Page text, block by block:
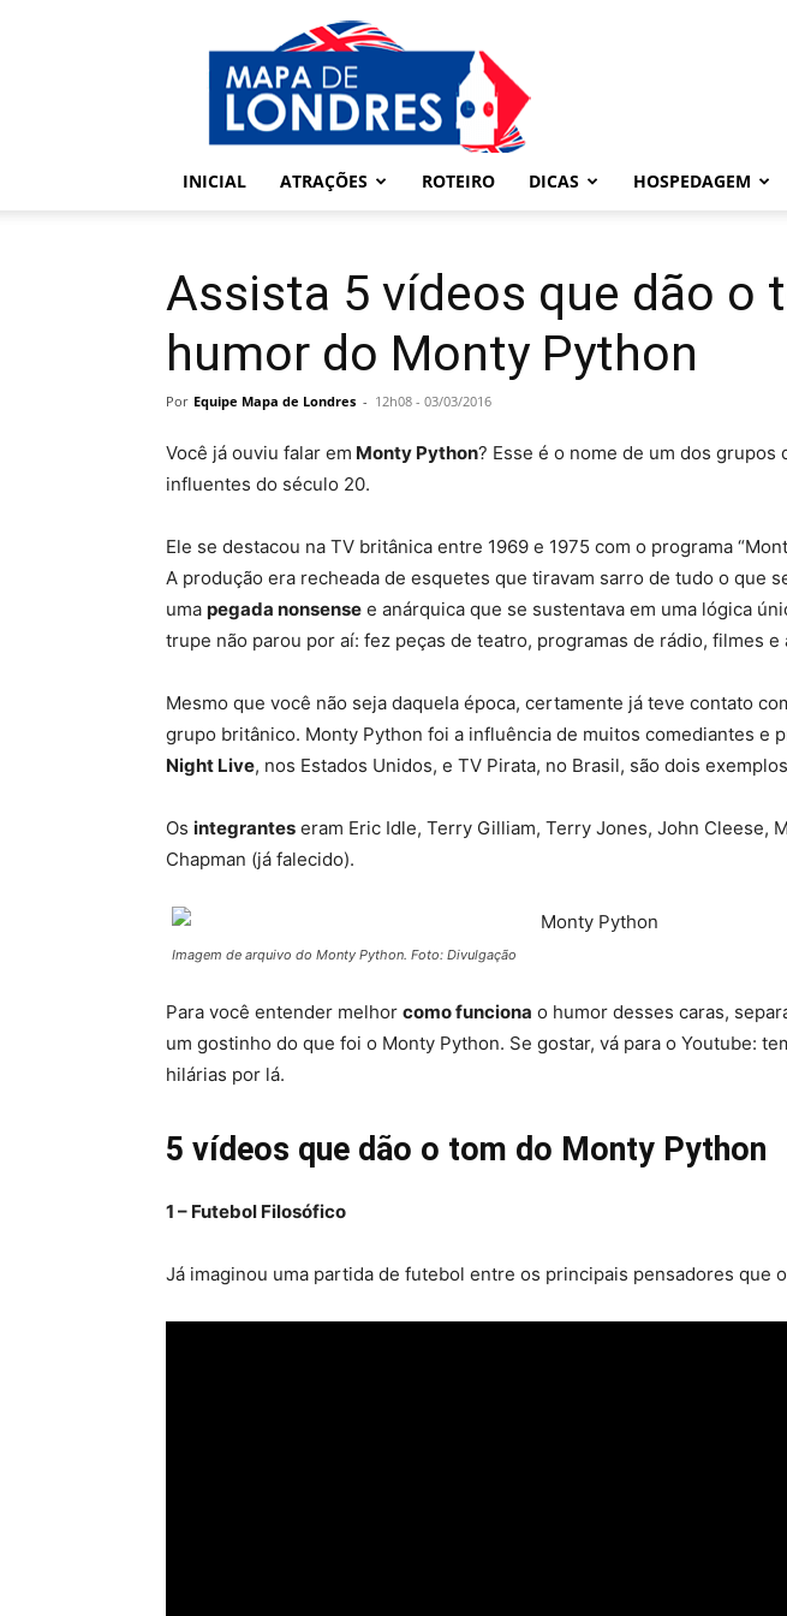
Londres
Mapa
de
Londres
INICIAL
ATRAÇÕES ROTEIRO DICAS HOSPEDAGEM
Assista 5 vídeos que dão o
humor do Monty Python
Por Equipe Mapa de Londres - 12h08 - 03/03/2016
Você já ouviu falar em Monty Python? Esse é o nome de um dos grupos
influentes do século 20.
Ele se destacou na TV britânica entre 1969 e 1975 com o programa
A produção era recheada de esquetes que tiravam sarro de tudo o que
uma pegada nonsense e anárquica que se sustentava em uma lógica
trupe não parou por aí: fez peças de teatro, programas de rádio, filmes e
Mesmo que você não seja daquela época, certamente já teve contato
grupo britânico. Monty Python foi a influência de muitos comediantes e
Night Live, nos Estados Unidos, e TV Pirata, no Brasil, são dois
Os integrantes eram Eric Idle, Terry Gilliam, Terry Jones, John Cleese,
Chapman (já falecido).
Imagem de arquivo do Monty Python. Foto: Divulgação
Para você entender melhor como funciona o humor desses caras,
um gostinho do que foi o Monty Python. Se gostar, vá para o Youtube:
hilárias por lá.
5 vídeos que dão o tom do Monty Python
1 – Futebol Filosófico
Já imaginou uma partida de futebol entre os principais pensadores que